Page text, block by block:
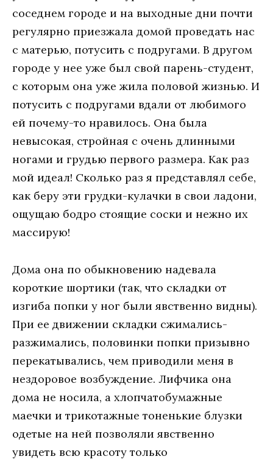
соседнем городе и на выходные дни почти
регулярно приезжала домой проведать нас
с матерью, потусить с подругами. В другом
городе у нее уже был свой парень-студент,
с которым она уже жила половой жизнью. И
потусить с подругами вдали от любимого
ей почему-то нравилось. Она была
невысокая, стройная с очень длинными
ногами и грудью первого размера. Как раз
мой идеал! Сколько раз я представлял себе,
как беру эти грудки-кулачки в свои ладони,
ощущаю бодро стоящие соски и нежно их
массирую!
Дома она по обыкновению надевала
короткие шортики (так, что складки от
изгиба попки у ног были явственно видны).
При ее движении складки сжимались-
разжимались, половинки попки призывно
перекатывались, чем приводили меня в
нездоровое возбуждение. Лифчика она
дома не носила, а хлопчатобумажные
маечки и трикотажные тоненькие блузки
одетые на ней позволяли явственно
увидеть всю красоту только